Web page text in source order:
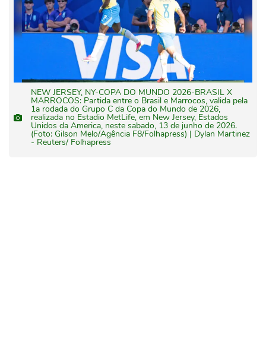
NEW JERSEY, NY-COPA DO MUNDO 2026-BRASIL X
MARROCOS: Partida entre o Brasil e Marrocos, valida pela
1a rodada do Grupo C da Copa do Mundo de 2026,
realizada no Estadio MetLife, em New Jersey, Estados
Unidos da America, neste sabado, 13 de junho de 2026.
(Foto: Gilson Melo/Agência F8/Folhapress) | Dylan Martinez
- Reuters/ Folhapress